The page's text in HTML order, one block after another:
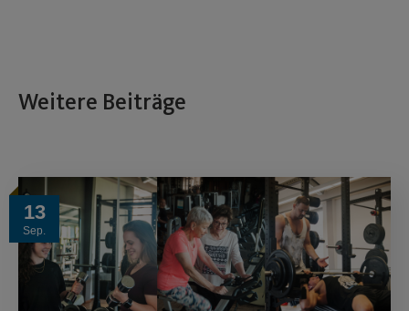
Weitere Beiträge
13
Sep.